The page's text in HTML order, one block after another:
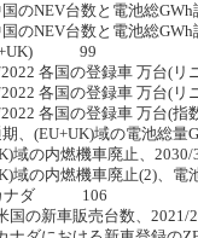
国のNEV台数と電池総
国のNEV台数と電池総
99
2022 各国の登録車 万
2022 各国の登録車 万
2022 各国の登録車 万
期、(EU+UK)域の電池
域の内燃機車廃止、
域の内燃機車廃止(2)
ナダ 106
国の新車販売台数、